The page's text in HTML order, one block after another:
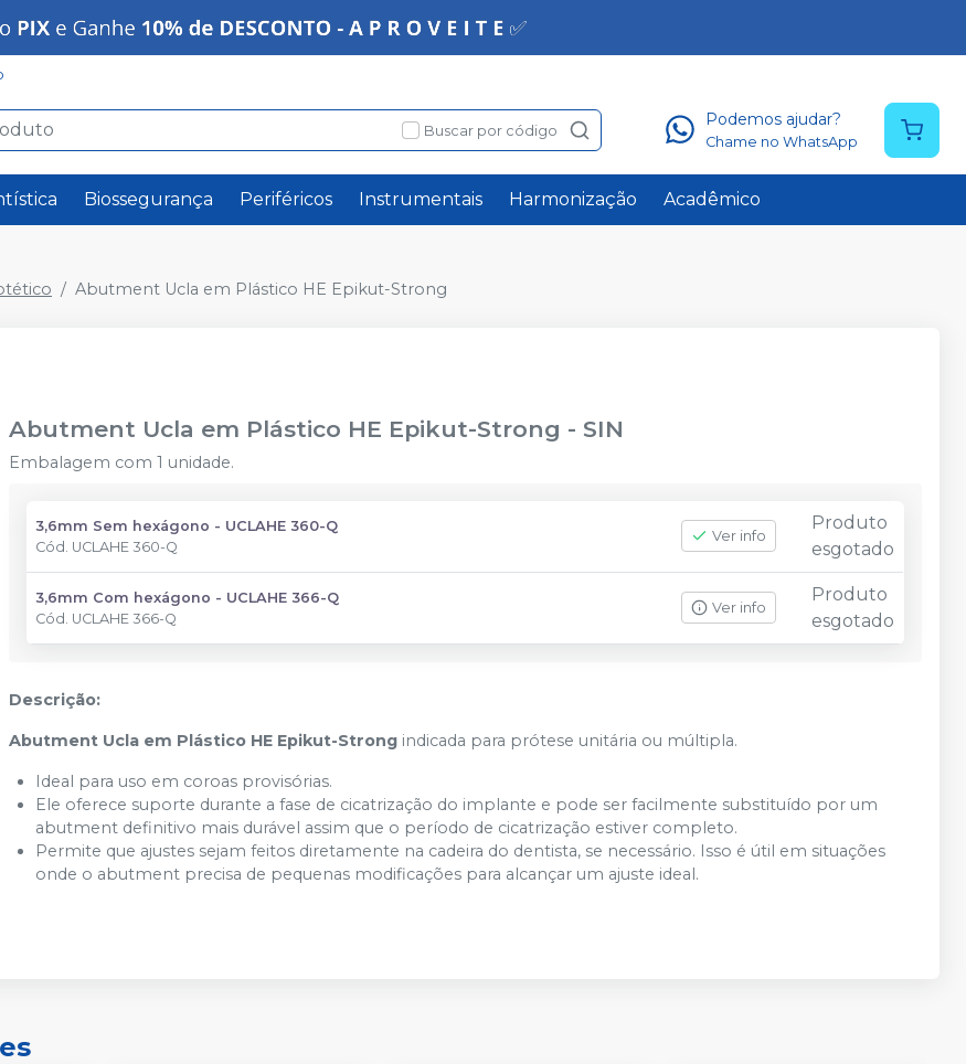
Buscar por código
Podemos ajudar?
Chame no WhatsApp
Biossegurança Periféricos Instrumentais Harmonização Acadêmico
Abutment Ucla em Plástico HE Epikut-Strong
Abutment Ucla em Plástico HE Epikut-Strong - SIN
Embalagem com 1 unidade.
3,6mm Sem hexágono - UCLAHE 360-Q
Cód. UCLAHE 360-Q
Ver info
Produto
esgotado
3,6mm Com hexágono - UCLAHE 366-Q
Cód. UCLAHE 366-Q
Ver info
Produto
esgotado
Descrição:
Abutment Ucla em Plástico HE Epikut-Strong indicada para prótese unitária ou múltipla.
Ideal para uso em coroas provisórias.
Ele oferece suporte durante a fase de cicatrização do implante e pode ser facilmente substituído por um
abutment definitivo mais durável assim que o período de cicatrização estiver completo.
Permite que ajustes sejam feitos diretamente na cadeira do dentista, se necessário. Isso é útil em situações
onde o abutment precisa de pequenas modificações para alcançar um ajuste ideal.